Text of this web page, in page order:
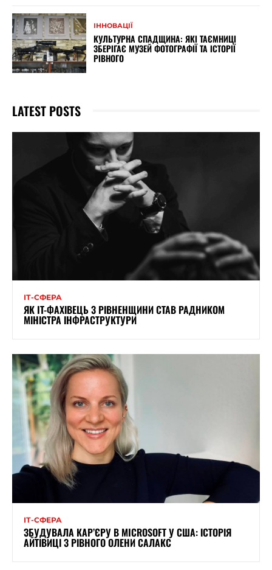
ІННОВАЦІЇ
КУЛЬТУРНА СПАДЩИНА: ЯКІ ТАЄМНИЦІ
ЗБЕРІГАЄ МУЗЕЙ ФОТОГРАФІЇ ТА ІСТОРІЇ
РІВНОГО
LATEST POSTS
ІТ-СФЕРА
ЯК IT-ФАХІВЕЦЬ З РІВНЕНЩИНИ СТАВ РАДНИКОМ
МІНІСТРА ІНФРАСТРУКТУРИ
ІТ-СФЕРА
ЗБУДУВАЛА КАР’ЄРУ В MICROSOFT У США: ІСТОРІЯ
АЙТІВИЦІ З РІВНОГО ОЛЕНИ САЛАКС